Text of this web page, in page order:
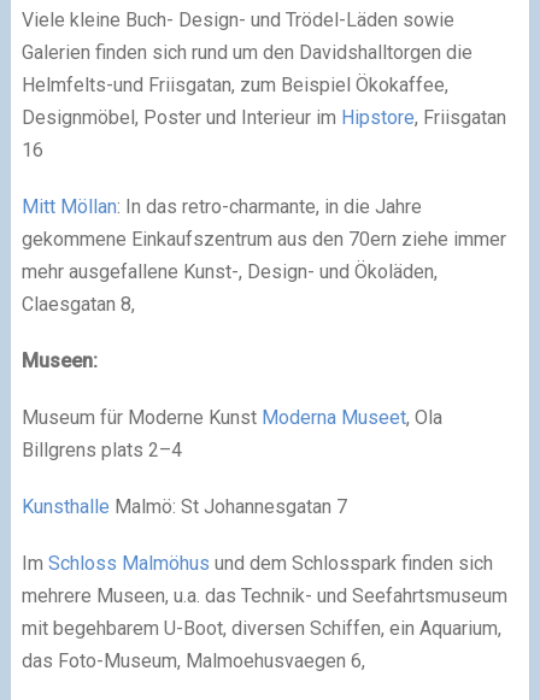
Viele kleine Buch- Design- und Trödel-Läden sowie
Galerien finden sich rund um den Davidshalltorgen die
Helmfelts-und Friisgatan, zum Beispiel Ökokaffee,
Designmöbel, Poster und Interieur im Hipstore, Friisgatan
16
Mitt Möllan: In das retro-charmante, in die Jahre
gekommene Einkaufszentrum aus den 70ern ziehe immer
mehr ausgefallene Kunst-, Design- und Ökoläden,
Claesgatan 8,
Museen:
Museum für Moderne Kunst Moderna Museet, Ola
Billgrens plats 2–4
Kunsthalle Malmö: St Johannesgatan 7
Im Schloss Malmöhus und dem Schlosspark finden sich
mehrere Museen, u.a. das Technik- und Seefahrtsmuseum
mit begehbarem U-Boot, diversen Schiffen, ein Aquarium,
das Foto-Museum, Malmoehusvaegen 6,